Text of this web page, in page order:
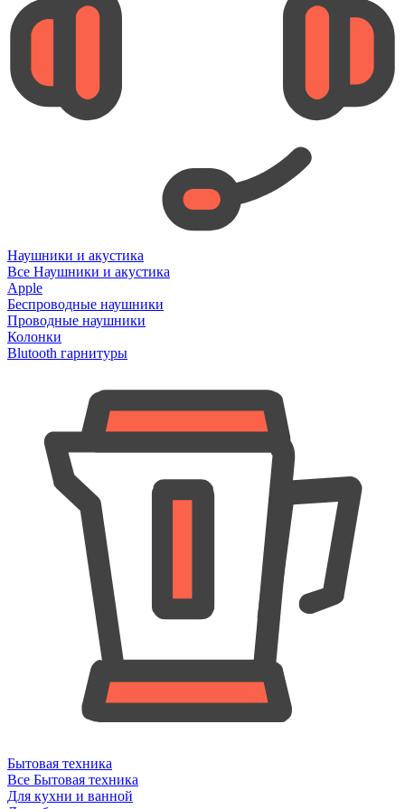
Наушники и акустика
Все Наушники и акустика
Apple
Беспроводные наушники
Проводные наушники
Колонки
Blutooth гарнитуры
Бытовая техника
Все Бытовая техника
Для кухни и ванной